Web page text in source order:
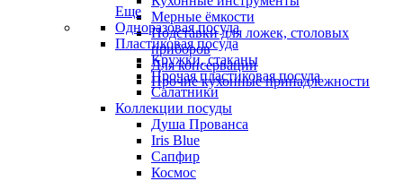
Мерные ёмкости
Подставки для ложек, столовых
приборов
Для консервации
Прочие кухонные принадлежности
Еще
Одноразовая посуда
Пластиковая посуда
Кружки, стаканы
Прочая пластиковая посуда
Салатники
Коллекции посуды
Душа Прованса
Iris Blue
Сапфир
Космос